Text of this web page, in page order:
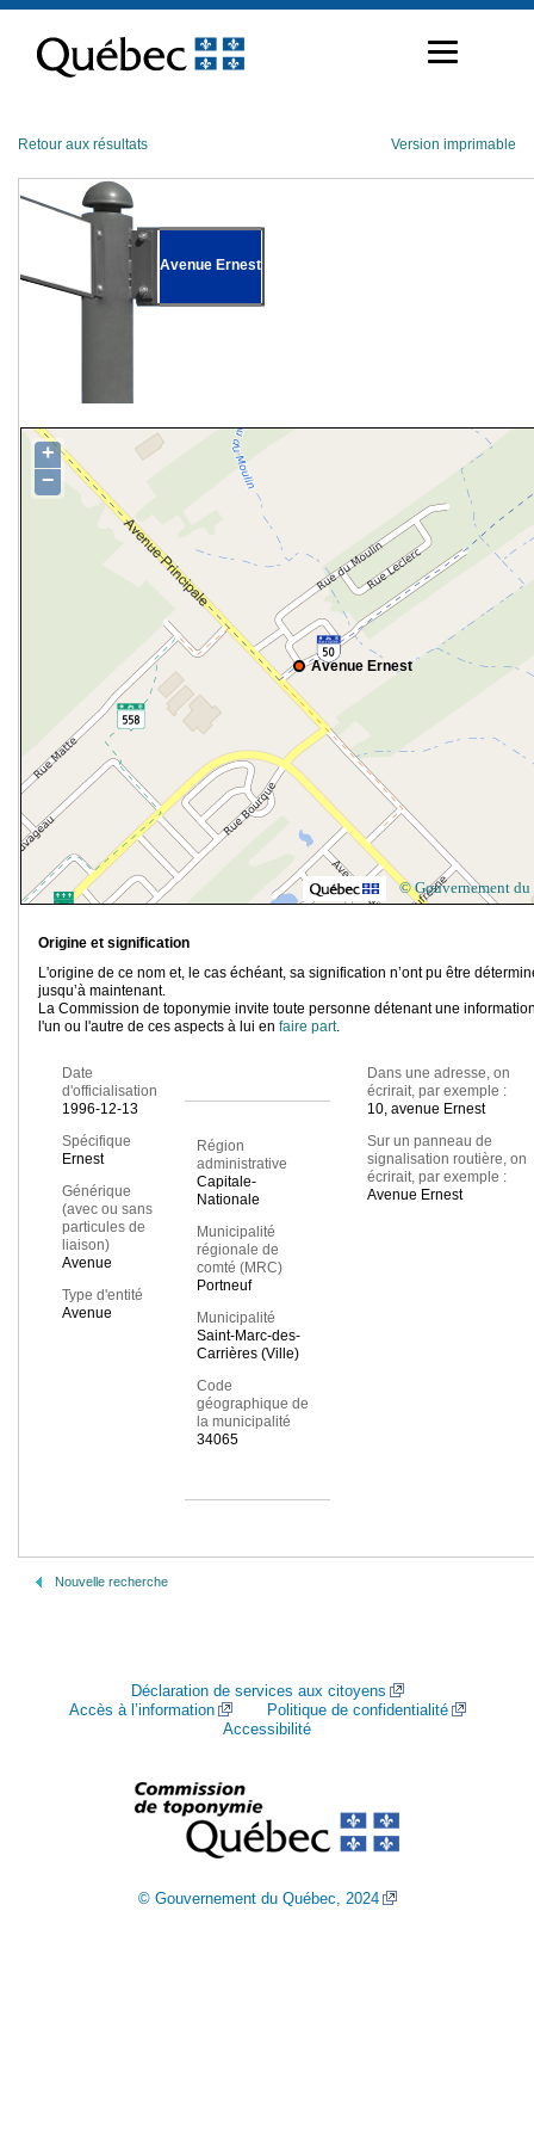
contenu
Retour aux résultats Version imprimable
Avenue Ernest
Avenue Ernest
+
−
© Gouvernement du
Origine et signification
L'origine de ce nom et, le cas échéant, sa signification n’ont pu être
jusqu’à maintenant.
La Commission de toponymie invite toute personne détenant une
l'un ou l'autre de ces aspects à lui en faire part.
Date
d'officialisation
1996-12-13
Spécifique
Ernest
Générique
(avec ou sans
particules de
liaison)
Avenue
Type d'entité
Avenue
Région
administrative
Capitale-
Nationale
Municipalité
régionale de
comté (MRC)
Portneuf
Municipalité
Saint-Marc-des-
Carrières (Ville)
Code
géographique de
la municipalité
34065
Dans une adresse, on
écrirait, par exemple :
10, avenue Ernest
Sur un panneau de
signalisation routière, on
écrirait, par exemple :
Avenue Ernest
Nouvelle recherche
Déclaration de services aux citoyens
Accès à l’information
Politique de confidentialité
Accessibilité
© Gouvernement du Québec, 2024